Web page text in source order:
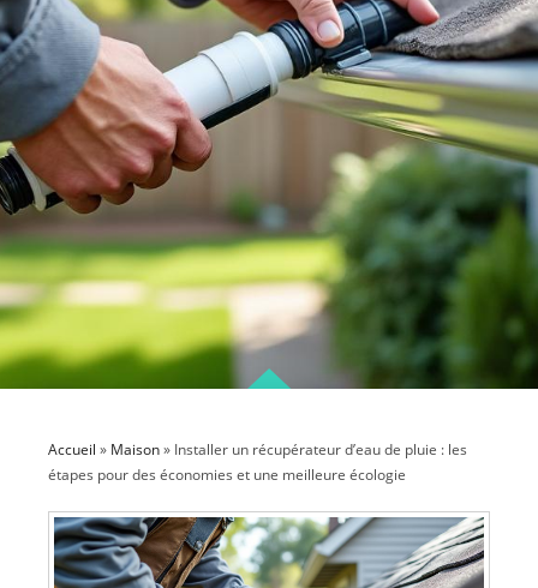
Accueil » Maison» Installer un récupérateur d’eau de pluie : les
étapes pour des économies et une meilleure écologie